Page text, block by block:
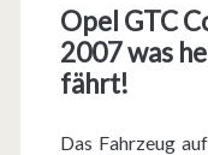
Opel GTC
2007 was
fährt!
Das Fahrzeug